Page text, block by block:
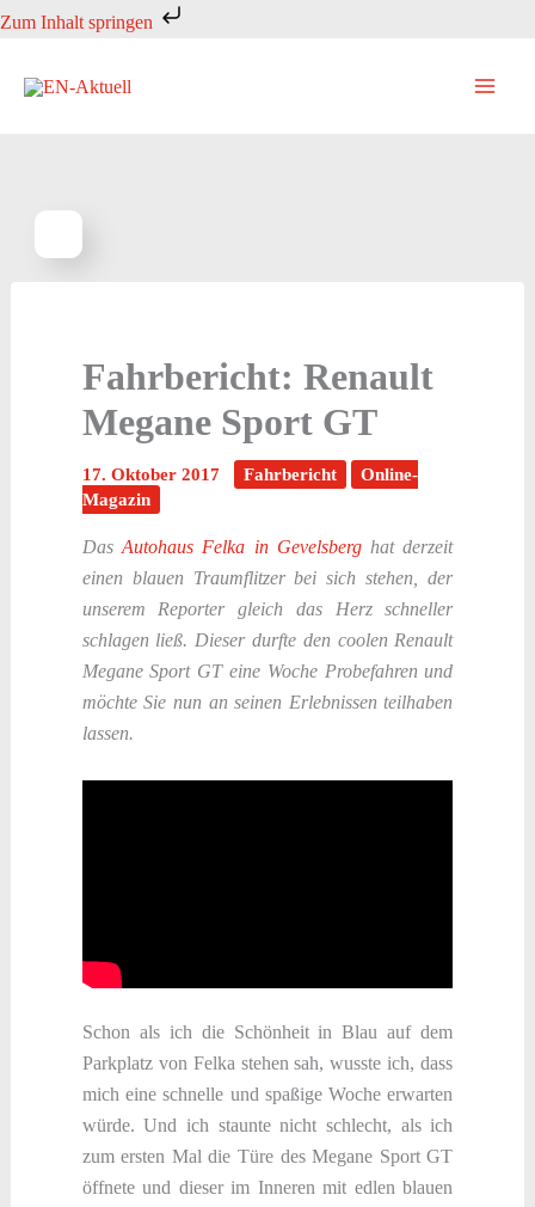
Zum Inhalt springen
Zum
springen
Fahrbericht: Renault
Megane Sport GT
17. Oktober 2017 Fahrbericht
Online-
Magazin
Das Autohaus Felka in Gevelsberghat derzeit
einen blauen Traumflitzer bei sich stehen, der
unserem Reporter gleich das Herz schneller
schlagen ließ. Dieser durfte den coolen Renault
Megane Sport GT eine Woche Probefahren und
möchte Sie nun an seinen Erlebnissen teilhaben
lassen.
Schon als ich die Schönheit in Blau auf dem
Parkplatz von Felka stehen sah, wusste ich, dass
mich eine schnelle und spaßige Woche erwarten
würde. Und ich staunte nicht schlecht, als ich
zum ersten Mal die Türe des Megane Sport GT
öffnete und dieser im Inneren mit edlen blauen